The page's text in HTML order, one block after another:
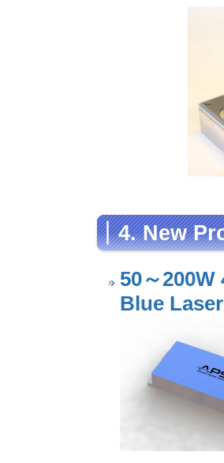
4. New
50～
Blue Laser